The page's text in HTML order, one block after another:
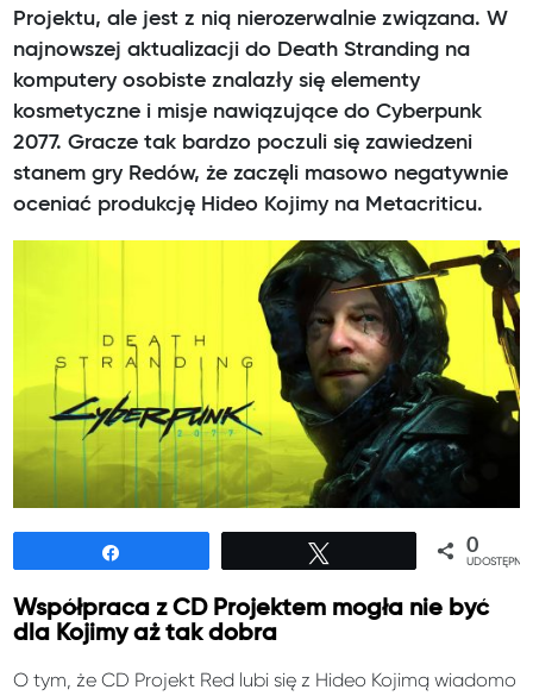
Projektu, ale jest z nią nierozerwalnie związana. W
najnowszej aktualizacji do Death Stranding na
komputery osobiste znalazły się elementy
kosmetyczne i misje nawiązujące do Cyberpunk
2077. Gracze tak bardzo poczuli się zawiedzeni
stanem gry Redów, że zaczęli masowo negatywnie
oceniać produkcję Hideo Kojimy na Metacriticu.
0
Współpraca z CD Projektem mogła nie być
dla Kojimy aż tak dobra
O tym, że CD Projekt Red lubi się z Hideo Kojimą wiadomo